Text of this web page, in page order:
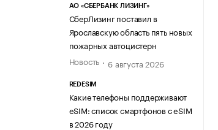
АО «СБЕРБАНК ЛИЗИНГ»
СберЛизинг поставил в
Ярославскую область пять новых
пожарных автоцистерн
Новость
6 августа 2026
REDESIM
Какие телефоны поддерживают
eSIM: список смартфонов с eSIM
в 2026 году